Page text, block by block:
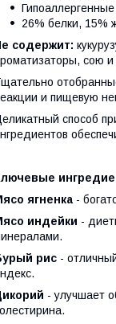
26% белки, 15%
содержит:
сою
и пищевую
способ
ягненка -
индейки -
рис -
- улучшает